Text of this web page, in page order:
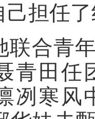
己担任
联合青
青田任
冽寒风